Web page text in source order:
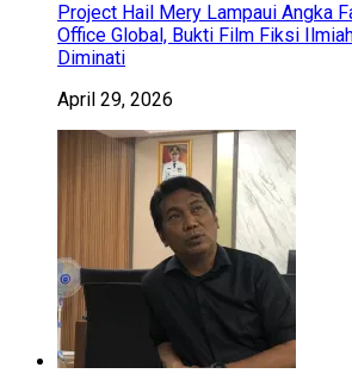
Project Hail Mery Lampaui Angka
Office Global, Bukti Film Fiksi
Diminati
April 29, 2026